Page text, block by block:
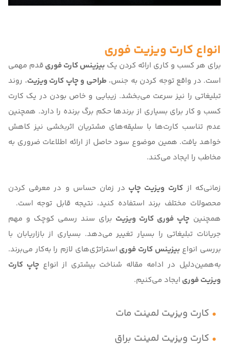
انواع کارت ویزیت فوری
برای هر کسب و کاری ارائه کردن یک بیزینس کارت فوری قدم مهمی
است. در واقع توجه کردن به جنس، طراحی و چاپ کارت ویزیت، روند
تبلیغاتی را نیز سرعت می‌بخشد. زیبایی و خاص بودن در یک کارت
کسب و کار برای بسیاری از برندها حکم برگ برنده را دارد. همچنین
عدم تناسب کارت‌ها با سلیقه‌های مشتریان اثربخشی نیز کاهش
خواهد یافت. همین موضوع سود حاصل از ارائه اطلاعات ضروری به
مخاطب را ایجاد می‌کند.
زمانی‌که ازکارت ویزیت چاپ در زمان حساس و در معرفی کردن
محصولات مختلف برند استفاده کنید، نتیجه قابل توجه است.
همچنین چاپ فوری کارت ویزیت برای سند رسمی کوچک و مهم
جریانات تبلیغاتی را بسیار تغییر می‌دهد. بسیاری از بازاریابان با
بررسی انواعبیزینس کارت فوری استراتژی‌های لازم را به‌کار می‌برند.
به‌همین‌دلیل در ادامه مقاله شناخت بیشتری از انواع چاپ کارت
ویزیت فوری ایجاد می‌کنیم.
کارت ویزیت لمینت مات
کارت ویزیت لمینت براق